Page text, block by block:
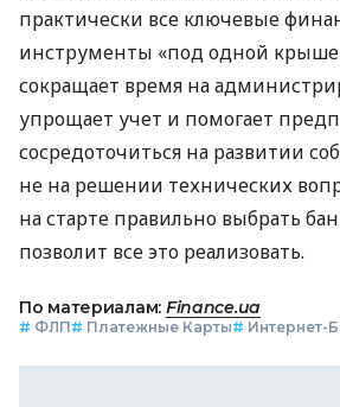
практически все ключевые
инструменты «под одной
сокращает время на
упрощает учет и помогает
сосредоточиться на развитии
не на решении технических
на старте правильно выбрать
позволит все это реализовать.
По материалам: Finance.ua
# ФЛП# Платежные Карты# Интернет-